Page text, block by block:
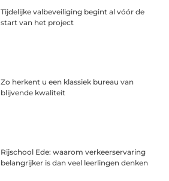
Tijdelijke valbeveiliging begint al vóór de
start van het project
Zo herkent u een klassiek bureau van
blijvende kwaliteit
Rijschool Ede: waarom verkeerservaring
belangrijker is dan veel leerlingen denken